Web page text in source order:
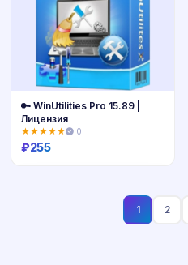
🔑 WinUtilities Pro 15.89 |
Лицензия
★★★★★ 0
₽255
1 2